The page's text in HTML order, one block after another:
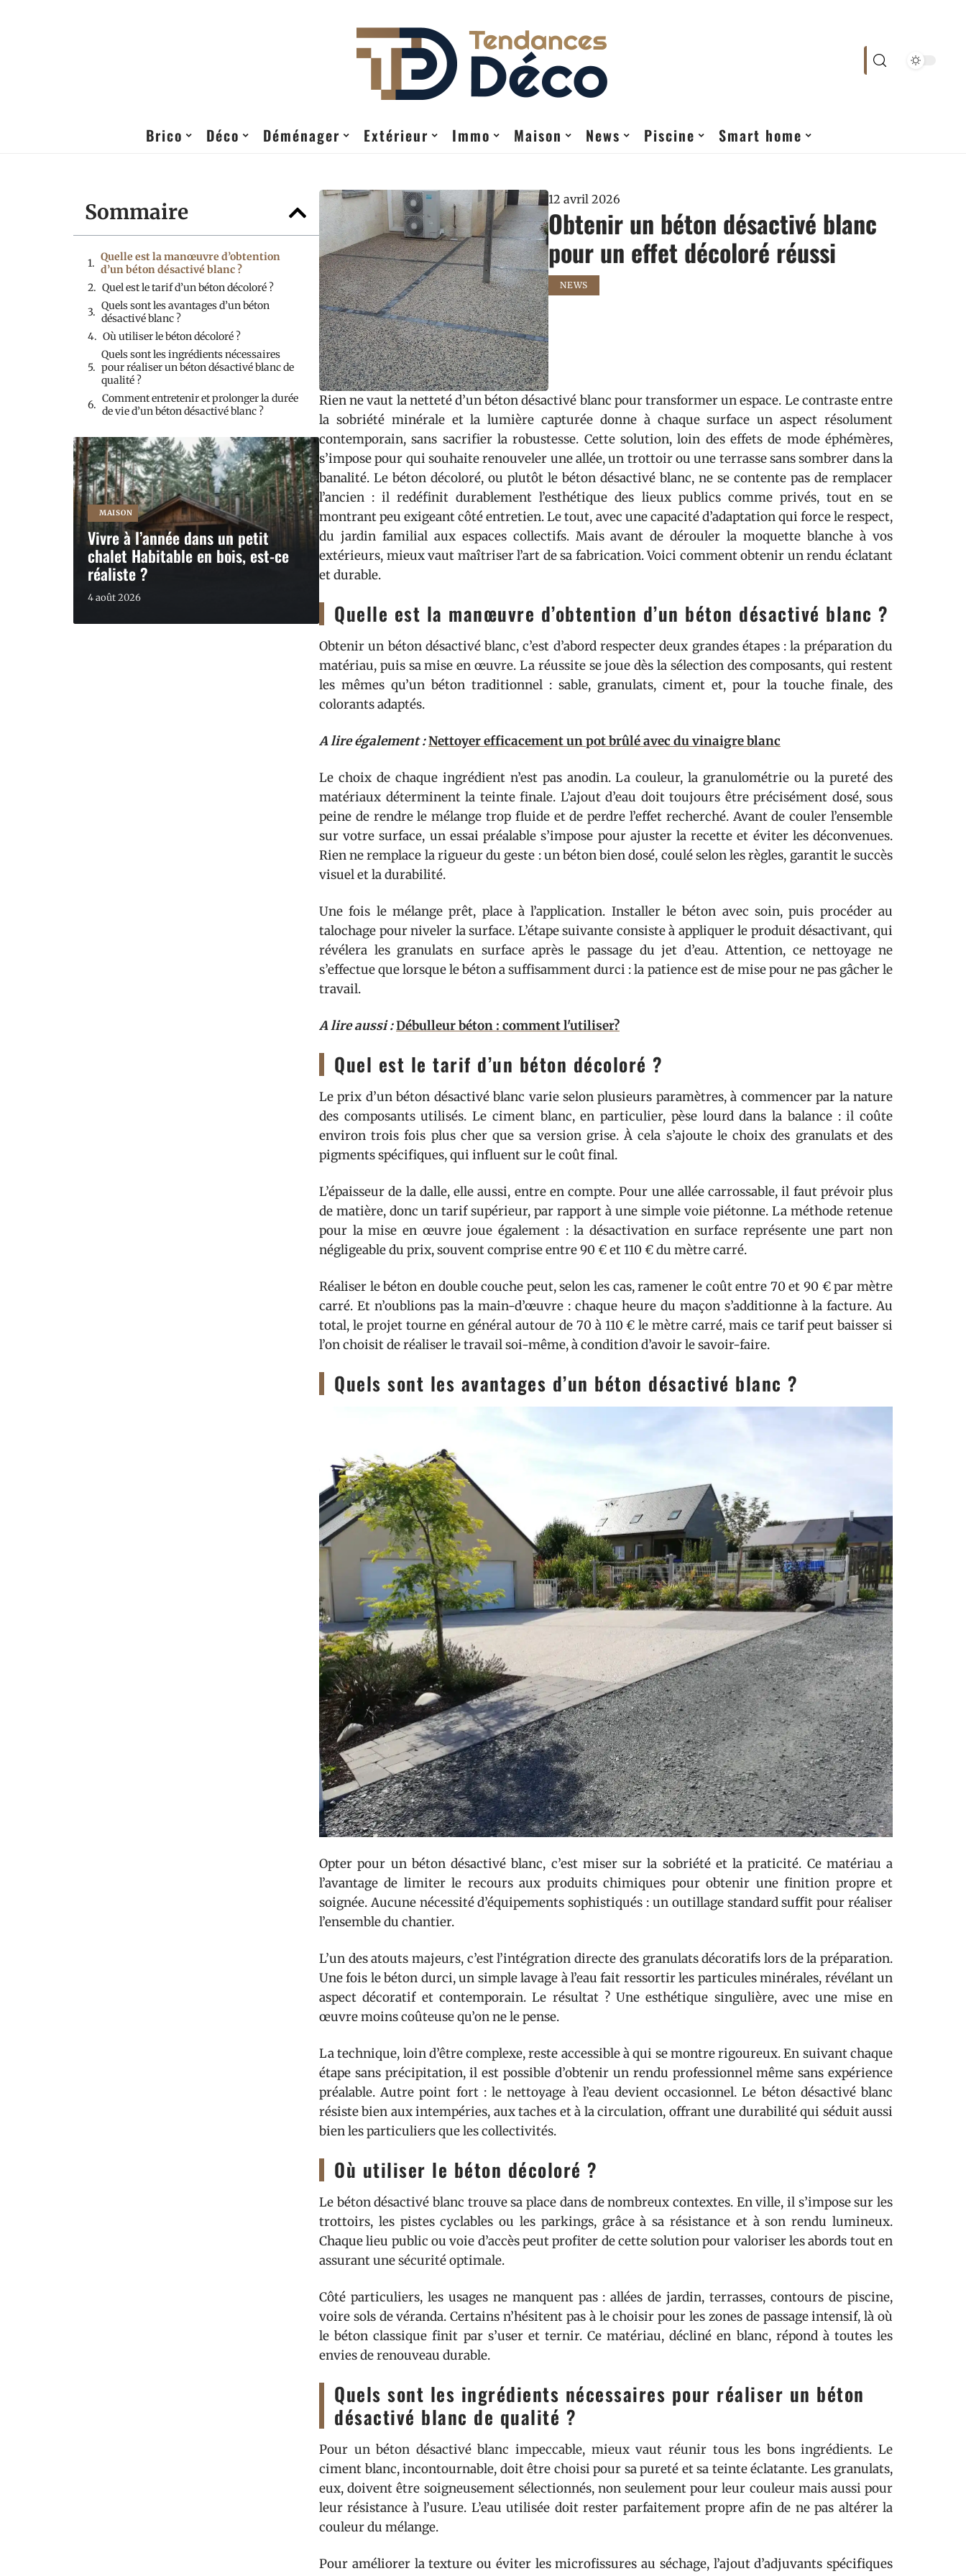
Brico Déco Déménager Extérieur Immo Maison News Piscine Smart home
Sommaire
Quelle est la manœuvre d’obtention
d’un béton désactivé blanc ?
Quel est le tarif d’un béton décoloré ?
Quels sont les avantages d’un béton
désactivé blanc ?
Où utiliser le béton décoloré ?
Quels sont les ingrédients nécessaires
pour réaliser un béton désactivé blanc de
qualité ?
Comment entretenir et prolonger la durée
de vie d’un béton désactivé blanc ?
MAISON
Vivre à l’année dans un petit
chalet Habitable en bois, est-ce
réaliste ?
4 août 2026
12 avril 2026
Obtenir un béton désactivé blanc
pour un effet décoloré réussi
NEWS
Rien ne vaut la netteté d’un béton désactivé blanc pour transformer un espace. Le contraste entre
la sobriété minérale et la lumière capturée donne à chaque surface un aspect résolument
contemporain, sans sacrifier la robustesse. Cette solution, loin des effets de mode éphémères,
s’impose pour qui souhaite renouveler une allée, un trottoir ou une terrasse sans sombrer dans la
banalité. Le béton décoloré, ou plutôt le béton désactivé blanc, ne se contente pas de remplacer
l’ancien : il redéfinit durablement l’esthétique des lieux publics comme privés, tout en se
montrant peu exigeant côté entretien. Le tout, avec une capacité d’adaptation qui force le respect,
du jardin familial aux espaces collectifs. Mais avant de dérouler la moquette blanche à vos
extérieurs, mieux vaut maîtriser l’art de sa fabrication. Voici comment obtenir un rendu éclatant
et durable.
Quelle est la manœuvre d’obtention d’un béton désactivé blanc ?
Obtenir un béton désactivé blanc, c’est d’abord respecter deux grandes étapes : la préparation du
matériau, puis sa mise en œuvre. La réussite se joue dès la sélection des composants, qui restent
les mêmes qu’un béton traditionnel : sable, granulats, ciment et, pour la touche finale, des
colorants adaptés.
A lire également :Nettoyer efficacement un pot brûlé avec du vinaigre blanc
Le choix de chaque ingrédient n’est pas anodin. La couleur, la granulométrie ou la pureté des
matériaux déterminent la teinte finale. L’ajout d’eau doit toujours être précisément dosé, sous
peine de rendre le mélange trop fluide et de perdre l’effet recherché. Avant de couler l’ensemble
sur votre surface, un essai préalable s’impose pour ajuster la recette et éviter les déconvenues.
Rien ne remplace la rigueur du geste : un béton bien dosé, coulé selon les règles, garantit le succès
visuel et la durabilité.
Une fois le mélange prêt, place à l’application. Installer le béton avec soin, puis procéder au
talochage pour niveler la surface. L’étape suivante consiste à appliquer le produit désactivant, qui
révélera les granulats en surface après le passage du jet d’eau. Attention, ce nettoyage ne
s’effectue que lorsque le béton a suffisamment durci : la patience est de mise pour ne pas gâcher le
travail.
A lire aussi :Débulleur béton : comment l'utiliser?
Quel est le tarif d’un béton décoloré ?
Le prix d’un béton désactivé blanc varie selon plusieurs paramètres, à commencer par la nature
des composants utilisés. Le ciment blanc, en particulier, pèse lourd dans la balance : il coûte
environ trois fois plus cher que sa version grise. À cela s’ajoute le choix des granulats et des
pigments spécifiques, qui influent sur le coût final.
L’épaisseur de la dalle, elle aussi, entre en compte. Pour une allée carrossable, il faut prévoir plus
de matière, donc un tarif supérieur, par rapport à une simple voie piétonne. La méthode retenue
pour la mise en œuvre joue également : la désactivation en surface représente une part non
négligeable du prix, souvent comprise entre 90 € et 110 € du mètre carré.
Réaliser le béton en double couche peut, selon les cas, ramener le coût entre 70 et 90 € par mètre
carré. Et n’oublions pas la main-d’œuvre : chaque heure du maçon s’additionne à la facture. Au
total, le projet tourne en général autour de 70 à 110 € le mètre carré, mais ce tarif peut baisser si
l’on choisit de réaliser le travail soi-même, à condition d’avoir le savoir-faire.
Quels sont les avantages d’un béton désactivé blanc ?
Opter pour un béton désactivé blanc, c’est miser sur la sobriété et la praticité. Ce matériau a
l’avantage de limiter le recours aux produits chimiques pour obtenir une finition propre et
soignée. Aucune nécessité d’équipements sophistiqués : un outillage standard suffit pour réaliser
l’ensemble du chantier.
L’un des atouts majeurs, c’est l’intégration directe des granulats décoratifs lors de la préparation.
Une fois le béton durci, un simple lavage à l’eau fait ressortir les particules minérales, révélant un
aspect décoratif et contemporain. Le résultat ? Une esthétique singulière, avec une mise en
œuvre moins coûteuse qu’on ne le pense.
La technique, loin d’être complexe, reste accessible à qui se montre rigoureux. En suivant chaque
étape sans précipitation, il est possible d’obtenir un rendu professionnel même sans expérience
préalable. Autre point fort : le nettoyage à l’eau devient occasionnel. Le béton désactivé blanc
résiste bien aux intempéries, aux taches et à la circulation, offrant une durabilité qui séduit aussi
bien les particuliers que les collectivités.
Où utiliser le béton décoloré ?
Le béton désactivé blanc trouve sa place dans de nombreux contextes. En ville, il s’impose sur les
trottoirs, les pistes cyclables ou les parkings, grâce à sa résistance et à son rendu lumineux.
Chaque lieu public ou voie d’accès peut profiter de cette solution pour valoriser les abords tout en
assurant une sécurité optimale.
Côté particuliers, les usages ne manquent pas : allées de jardin, terrasses, contours de piscine,
voire sols de véranda. Certains n’hésitent pas à le choisir pour les zones de passage intensif, là où
le béton classique finit par s’user et ternir. Ce matériau, décliné en blanc, répond à toutes les
envies de renouveau durable.
Quels sont les ingrédients nécessaires pour réaliser un béton
désactivé blanc de qualité ?
Pour un béton désactivé blanc impeccable, mieux vaut réunir tous les bons ingrédients. Le
ciment blanc, incontournable, doit être choisi pour sa pureté et sa teinte éclatante. Les granulats,
eux, doivent être soigneusement sélectionnés, non seulement pour leur couleur mais aussi pour
leur résistance à l’usure. L’eau utilisée doit rester parfaitement propre afin de ne pas altérer la
couleur du mélange.
Pour améliorer la texture ou éviter les microfissures au séchage, l’ajout d’adjuvants spécifiques